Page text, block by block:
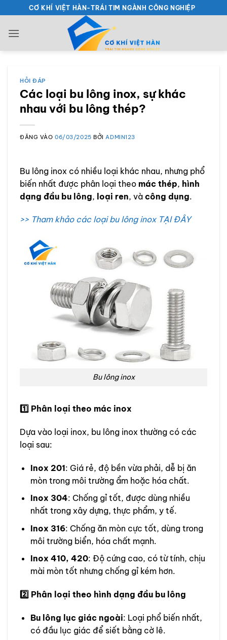
qua
nội
CƠ KHÍ VIỆT HÀN-TRÁI TIM NGÀNH CÔNG NGHIỆP
HỎI ĐÁP
Các loại bu lông inox, sự khác
nhau với bu lông thép?
ĐĂNG VÀO06/03/2025 BỞI ADMIN123
Bu lông inox có nhiều loại khác nhau, nhưng phổ
biến nhất được phân loại theo mác thép, hình
dạng đầu bu lông, loại ren, và công dụng.
>> Tham khảo các loại bu lông inox TẠI ĐÂY
Bu lông inox
1️ Phân loại theo mác inox
Dựa vào loại inox, bu lông inox thường có các
loại sau:
Inox 201: Giá rẻ, độ bền vừa phải, dễ bị ăn
mòn trong môi trường ẩm hoặc hóa chất.
Inox 304: Chống gỉ tốt, được dùng nhiều
nhất trong xây dựng, thực phẩm, y tế.
Inox 316: Chống ăn mòn cực tốt, dùng trong
môi trường biển, hóa chất mạnh.
Inox 410, 420: Độ cứng cao, có từ tính, chịu
mài mòn tốt nhưng chống gỉ kém hơn.
2️ Phân loại theo hình dạng đầu bu lông
Bu lông lục giác ngoài: Loại phổ biến nhất,
có đầu lục giác để siết bằng cờ lê.